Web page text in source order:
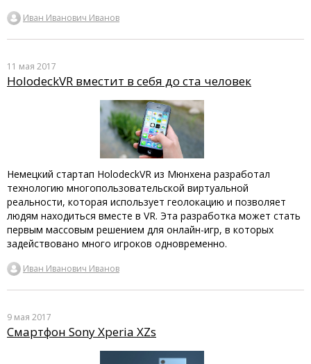
Иван Иванович Иванов
11 мая 2017
HolodeckVR вместит в себя до ста человек
Немецкий стартап HolodeckVR из Мюнхена разработал
технологию многопользовательской виртуальной
реальности, которая использует геолокацию и позволяет
людям находиться вместе в VR. Эта разработка может стать
первым массовым решением для онлайн-игр, в которых
задействовано много игроков одновременно.
Иван Иванович Иванов
9 мая 2017
Смартфон Sony Xperia XZs